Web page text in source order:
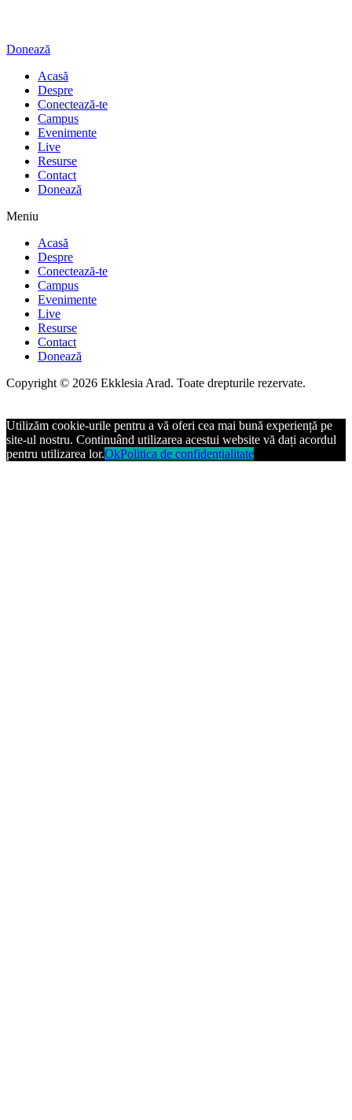
Donează
Acasă
Despre
Conectează-te
Campus
Evenimente
Live
Resurse
Contact
Donează
Meniu
Acasă
Despre
Conectează-te
Campus
Evenimente
Live
Resurse
Contact
Donează
Copyright © 2026 Ekklesia Arad. Toate drepturile rezervate.
Utilizăm cookie-urile pentru a vă oferi cea mai bună experiență pe
site-ul nostru. Continuând utilizarea acestui website vă dați acordul
pentru utilizarea lor.OkPolitica de confidențialitate